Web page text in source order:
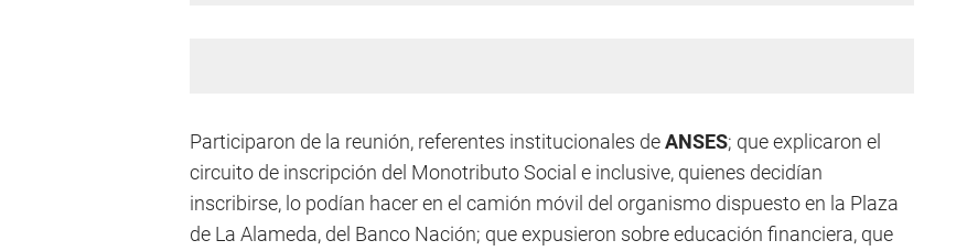
Participaron de la reunión, referentes institucionales deANSES; que explicaron el
circuito de inscripción del Monotributo Social e inclusive, quienes decidían
inscribirse, lo podían hacer en el camión móvil del organismo dispuesto en la Plaza
de La Alameda, del Banco Nación; que expusieron sobre educación financiera, que